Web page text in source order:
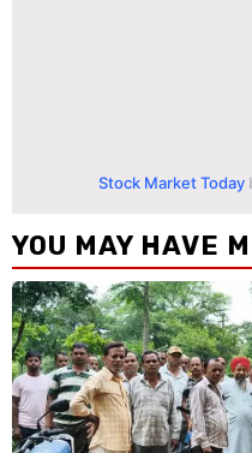
Stock Market Today
YOU MAY HAVE